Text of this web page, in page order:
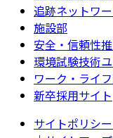
追跡ネットワ
施設部
安全・信頼性
環境試験技術
ワーク・ライ
新卒採用サイト
サイトポリシ